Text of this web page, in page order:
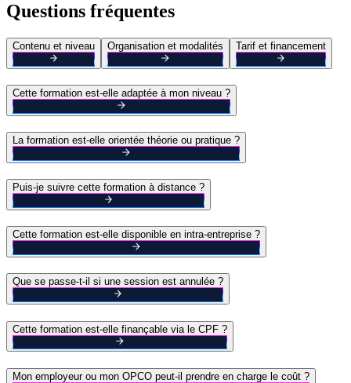
Questions fréquentes
Contenu et niveau Organisation et modalités Tarif et financement
Cette formation est-elle adaptée à mon niveau ?
La formation est-elle orientée théorie ou pratique ?
Puis-je suivre cette formation à distance ?
Cette formation est-elle disponible en intra-entreprise ?
Que se passe-t-il si une session est annulée ?
Cette formation est-elle finançable via le CPF ?
Mon employeur ou mon OPCO peut-il prendre en charge le coût ?